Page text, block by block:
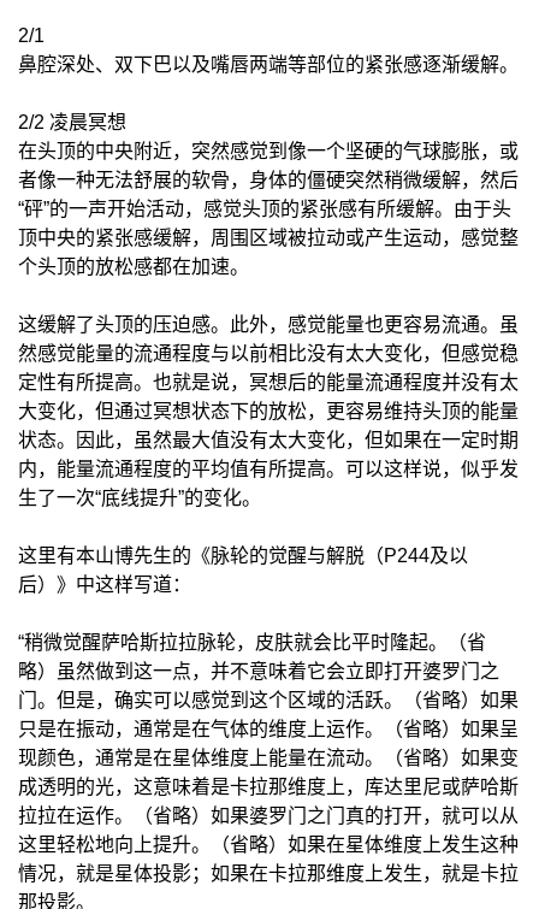
2/1
鼻腔深处、双下巴以及嘴唇两端等部位的紧张感逐渐缓解。
2/2 凌晨冥想
在头顶的中央附近，突然感觉到像一个坚硬的气球膨胀，或
者像一种无法舒展的软骨，身体的僵硬突然稍微缓解，然后
“砰”的一声开始活动，感觉头顶的紧张感有所缓解。由于头
顶中央的紧张感缓解，周围区域被拉动或产生运动，感觉整
个头顶的放松感都在加速。
这缓解了头顶的压迫感。此外，感觉能量也更容易流通。虽
然感觉能量的流通程度与以前相比没有太大变化，但感觉稳
定性有所提高。也就是说，冥想后的能量流通程度并没有太
大变化，但通过冥想状态下的放松，更容易维持头顶的能量
状态。因此，虽然最大值没有太大变化，但如果在一定时期
内，能量流通程度的平均值有所提高。可以这样说，似乎发
生了一次“底线提升”的变化。
这里有本山博先生的《脉轮的觉醒与解脱（P244及以
后）》中这样写道：
“稍微觉醒萨哈斯拉拉脉轮，皮肤就会比平时隆起。（省
略）虽然做到这一点，并不意味着它会立即打开婆罗门之
门。但是，确实可以感觉到这个区域的活跃。（省略）如果
只是在振动，通常是在气体的维度上运作。（省略）如果呈
现颜色，通常是在星体维度上能量在流动。（省略）如果变
成透明的光，这意味着是卡拉那维度上，库达里尼或萨哈斯
拉拉在运作。（省略）如果婆罗门之门真的打开，就可以从
这里轻松地向上提升。（省略）如果在星体维度上发生这种
情况，就是星体投影；如果在卡拉那维度上发生，就是卡拉
那投影。